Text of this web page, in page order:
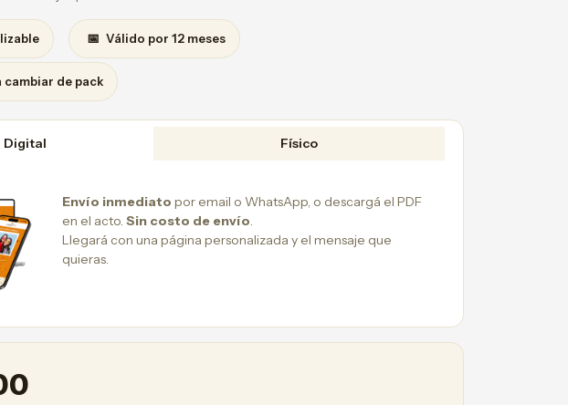
📅 Válido por 12 meses
de pack
Digital Físico
Envío inmediato por email o WhatsApp, o descargá el PDF
en el acto. Sin costo de envío
Llegará con una página personalizada y el mensaje que
quieras.